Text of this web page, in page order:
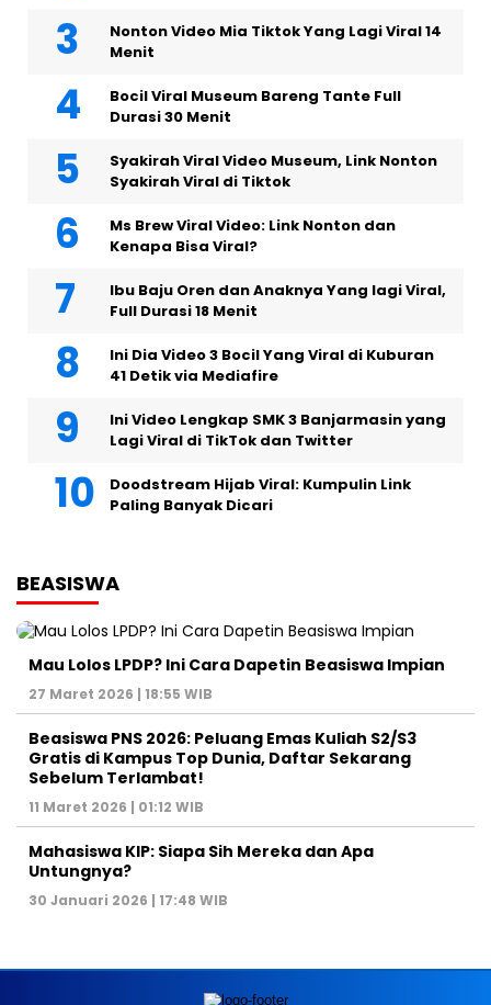
Nonton Video Mia Tiktok Yang Lagi Viral 14
Menit
Bocil Viral Museum Bareng Tante Full
Durasi 30 Menit
Syakirah Viral Video Museum, Link Nonton
Syakirah Viral di Tiktok
Ms Brew Viral Video: Link Nonton dan
Kenapa Bisa Viral?
Ibu Baju Oren dan Anaknya Yang lagi Viral,
Full Durasi 18 Menit
Ini Dia Video 3 Bocil Yang Viral di Kuburan
41 Detik via Mediafire
Ini Video Lengkap SMK 3 Banjarmasin yang
Lagi Viral di TikTok dan Twitter
Doodstream Hijab Viral: Kumpulin Link
Paling Banyak Dicari
BEASISWA
Mau Lolos LPDP? Ini Cara Dapetin Beasiswa Impian
27 Maret 2026 | 18:55 WIB
Beasiswa PNS 2026: Peluang Emas Kuliah S2/S3
Gratis di Kampus Top Dunia, Daftar Sekarang
Sebelum Terlambat!
11 Maret 2026 | 01:12 WIB
Mahasiswa KIP: Siapa Sih Mereka dan Apa
Untungnya?
30 Januari 2026 | 17:48 WIB